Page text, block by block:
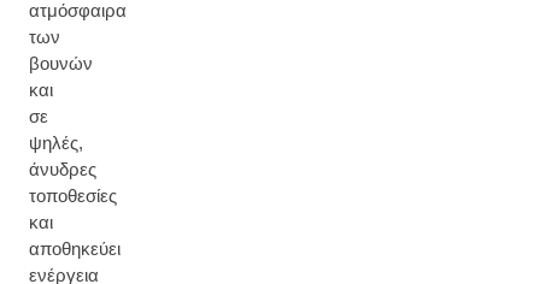
ατμόσφαιρα
των
βουνών
και
σε
ψηλές,
άνυδρες
τοποθεσίες
και
αποθηκεύει
ενέργεια